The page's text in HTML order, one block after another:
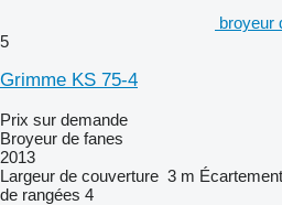
broyeur
5
Grimme KS 75-4
Prix sur demande
Broyeur de fanes
2013
Largeur de couverture 3 m
de rangées 4